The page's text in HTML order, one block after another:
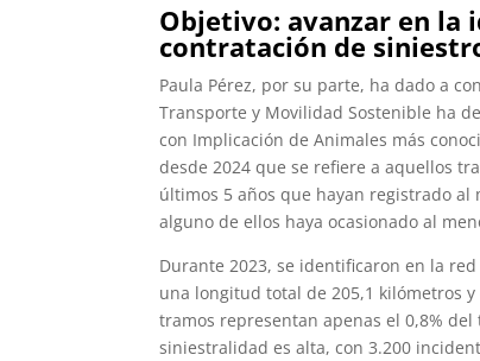
Objetivo: avanzar en la
contratación de
Paula Pérez, por su parte, ha dado a
Transporte y Movilidad Sostenible ha
con Implicación de Animales más
desde 2024 que se refiere a aquellos
últimos 5 años que hayan registrado
alguno de ellos haya ocasionado al
Durante 2023, se identificaron en la
una longitud total de 205,1 kilómetros
tramos representan apenas el 0,8%
siniestralidad es alta, con 3.200